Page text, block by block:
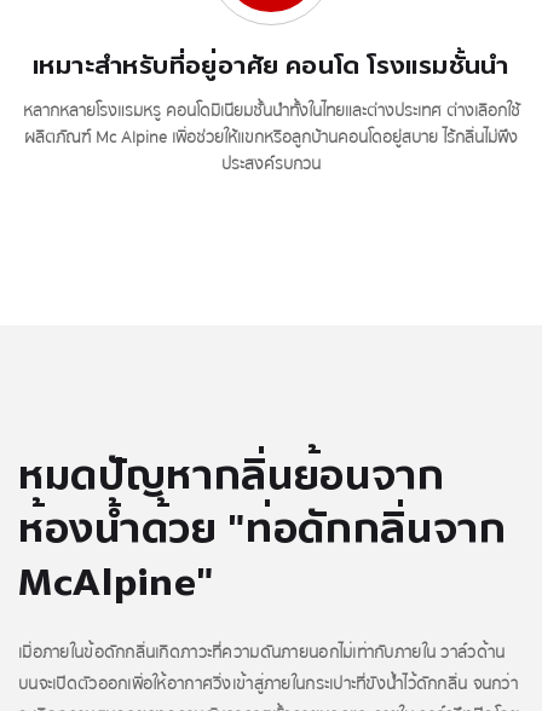
เหมาะสำหรับที่อยู่อาศัย คอนโด โรงแรมชั้นนำ
หลากหลายโรงแรมหรู คอนโดมิเนียมชั้นนำทั้งในไทยและต่างประเทศ ต่างเลือกใช้
ผลิตภัณฑ์ Mc Alpine เพื่อช่วยให้แขกหรือลูกบ้านคอนโดอยู่สบาย ไร้กลิ่นไม่พึง
ประสงค์รบกวน
หมดปัญหากลิ่นย้อนจาก
ห้องน้ำด้วย "ท่อดักกลิ่นจาก
McAlpine"
เมื่อภายในข้อดักกลิ่นเกิดภาวะที่ความดันภายนอกไม่เท่ากับภายใน วาล์วด้าน
บนจะเปิดตัวออกเพื่อให้อากาศวิ่งเข้าสู่ภายในกระเปาะที่ขังน้ำไว้ดักกลิ่น จนกว่า